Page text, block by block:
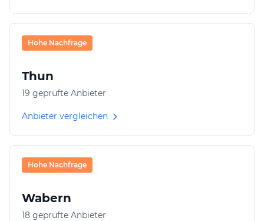
Hohe Nachfrage
Thun
19 geprüfte Anbieter
Anbieter vergleichen
Hohe Nachfrage
Wabern
18 geprüfte Anbieter